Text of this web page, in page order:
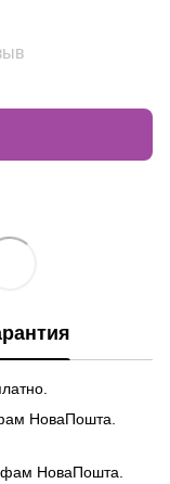
НоваПошта.
НоваПошта.